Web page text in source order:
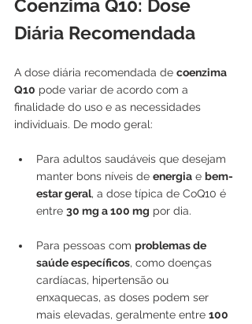
Coenzima Q10: Dose
Diária Recomendada
A dose diária recomendada de coenzima
Q10 pode variar de acordo com a
finalidade do uso e as necessidades
individuais. De modo geral:
Para adultos saudáveis que desejam
manter bons níveis de energia e bem-
estar geral, a dose típica de CoQ10 é
entre 30 mg a 100 mg por dia.
Para pessoas com problemas de
saúde específicos, como doenças
cardíacas, hipertensão ou
enxaquecas, as doses podem ser
mais elevadas, geralmente entre 100